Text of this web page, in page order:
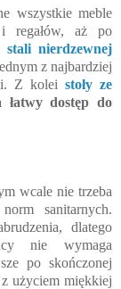
wszystkie meble
i regałów, aż po
stali nierdzewnej
z najbardziej
Z kolei stoły ze
łatwy dostęp do
wcale nie trzeba
sanitarnych.
dlatego
nie wymaga
po skończonej
użyciem miękkiej